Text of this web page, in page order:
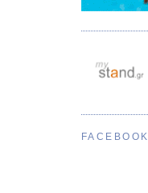
FACEBOOK